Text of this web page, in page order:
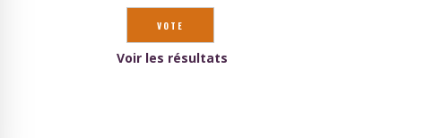
Voir les résultats